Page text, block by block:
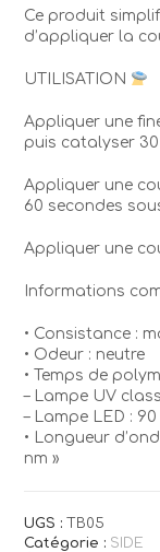
Ce produit
d’appliquer la
UTILISATION
Appliquer une
puis catalyser
Appliquer une
60 secondes
Appliquer une
Informations
• Consistance :
• Odeur : neutre
• Temps de
– Lampe UV
– Lampe LED :
• Longueur
nm »
UGS :TB05
Catégorie : SIDE